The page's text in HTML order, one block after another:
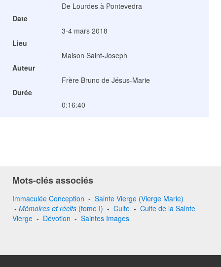
De Lourdes à Pontevedra
Date
3-4 mars 2018
Lieu
Maison Saint-Joseph
Auteur
Frère Bruno de Jésus-Marie
Durée
0:16:40
Mots-clés associés
Immaculée Conception - Sainte Vierge (Vierge Marie)
- Mémoires et récits (tome I) - Culte - Culte de la Sainte
Vierge - Dévotion - Saintes Images